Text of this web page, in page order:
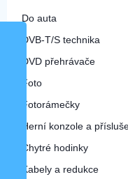
Do auta
DVB-T/S technika
DVD přehrávače
Foto
Fotorámečky
Herní konzole a
Chytré hodinky
Kabely a redukce